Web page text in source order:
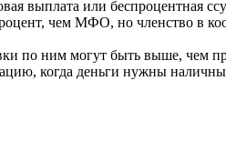
выплата или беспроцентная
чем МФО, но членство в
по ним могут быть выше, чем
когда деньги нужны